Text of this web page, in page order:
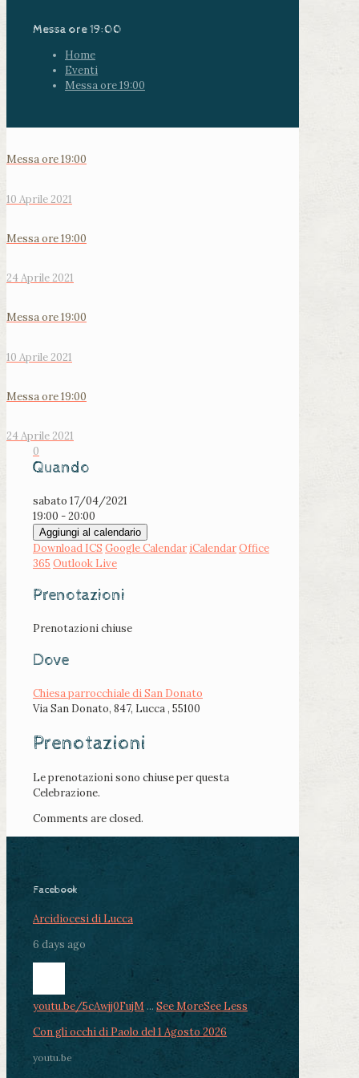
Messa ore 19:00
Home
Eventi
Messa ore 19:00
Messa ore 19:00
10 Aprile 2021
Messa ore 19:00
24 Aprile 2021
Messa ore 19:00
10 Aprile 2021
Messa ore 19:00
24 Aprile 2021
0
Quando
sabato 17/04/2021
19:00 - 20:00
Aggiungi al calendario
Download ICS Google Calendar iCalendarOffice
365 Outlook Live
Prenotazioni
Prenotazioni chiuse
Dove
Chiesa parrocchiale di San Donato
Via San Donato, 847, Lucca , 55100
Prenotazioni
Le prenotazioni sono chiuse per questa
Celebrazione.
Comments are closed.
Facebook
Arcidiocesi di Lucca
6 days ago
youtu.be/5cAwjj0FujM ... See MoreSee Less
Con gli occhi di Paolo del 1 Agosto 2026
youtu.be